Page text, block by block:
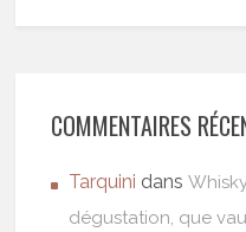
COMMENTAIRES
Tarquini dans
dégustation, que